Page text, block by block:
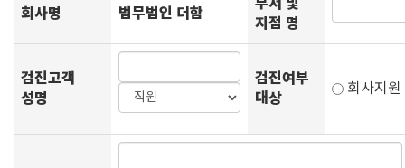
회사명 법무법인 더함
부서 및
지점 명
검진고객
성명
검진여부
대상
회사지